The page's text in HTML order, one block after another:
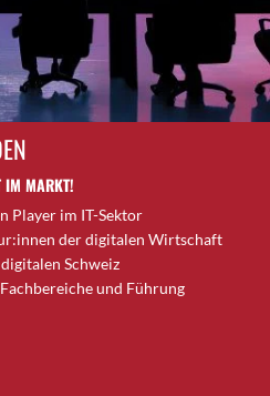
IM MARKT!
Player im IT-Sektor
der digitalen Wirtschaft
Schweiz
und Führung